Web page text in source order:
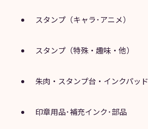
スタンプ（キャラ･アニメ）
スタンプ（特殊・趣味・他）
朱肉・スタンプ台・インクパッド
印章用品･補充インク･部品